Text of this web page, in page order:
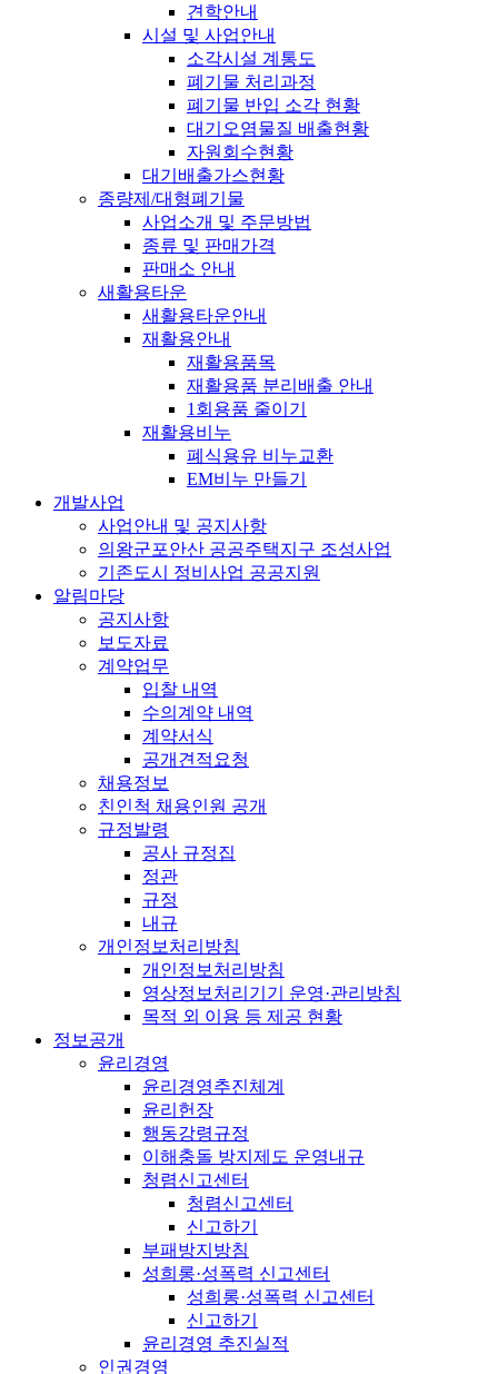
견학안내
시설 및 사업안내
소각시설 계통도
폐기물 처리과정
폐기물 반입 소각 현황
대기오염물질 배출현황
자원회수현황
대기배출가스현황
종량제/대형폐기물
사업소개 및 주문방법
종류 및 판매가격
판매소 안내
새활용타운
새활용타운안내
재활용안내
재활용품목
재활용품 분리배출 안내
1회용품 줄이기
재활용비누
폐식용유 비누교환
EM비누 만들기
개발사업
사업안내 및 공지사항
의왕군포안산 공공주택지구 조성사업
기존도시 정비사업 공공지원
알림마당
공지사항
보도자료
계약업무
입찰 내역
수의계약 내역
계약서식
공개견적요청
채용정보
친인척 채용인원 공개
규정발령
공사 규정집
정관
규정
내규
개인정보처리방침
개인정보처리방침
영상정보처리기기 운영·관리방침
목적 외 이용 등 제공 현황
정보공개
윤리경영
윤리경영추진체계
윤리헌장
행동강령규정
이해충돌 방지제도 운영내규
청렴신고센터
청렴신고센터
신고하기
부패방지방침
성희롱·성폭력 신고센터
성희롱·성폭력 신고센터
신고하기
윤리경영 추진실적
인권경영